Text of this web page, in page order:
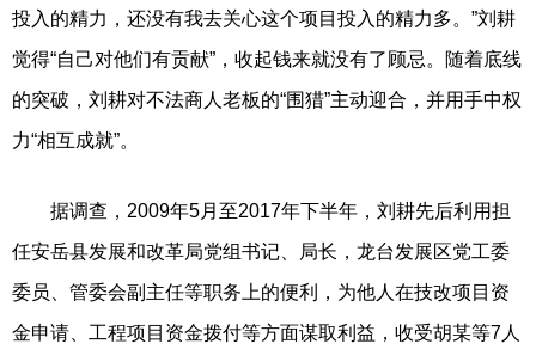
投入的精力，还没有我去关心这个项目投入的精力多。”刘耕
觉得“自己对他们有贡献”，收起钱来就没有了顾忌。随着底线
的突破，刘耕对不法商人老板的“围猎”主动迎合，并用手中权
力“相互成就”。
据调查，2009年5月至2017年下半年，刘耕先后利用担
任安岳县发展和改革局党组书记、局长，龙台发展区党工委
委员、管委会副主任等职务上的便利，为他人在技改项目资
金申请、工程项目资金拨付等方面谋取利益，收受胡某等7人